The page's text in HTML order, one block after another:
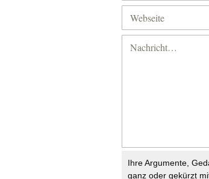
Ihre Argumente,
ganz oder gekürzt